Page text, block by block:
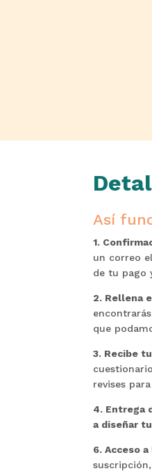
Así
1.
un correo
de tu pago
2. Rellena
que
3. Recibe
revises
4. Entrega
a diseñar
6. Acceso